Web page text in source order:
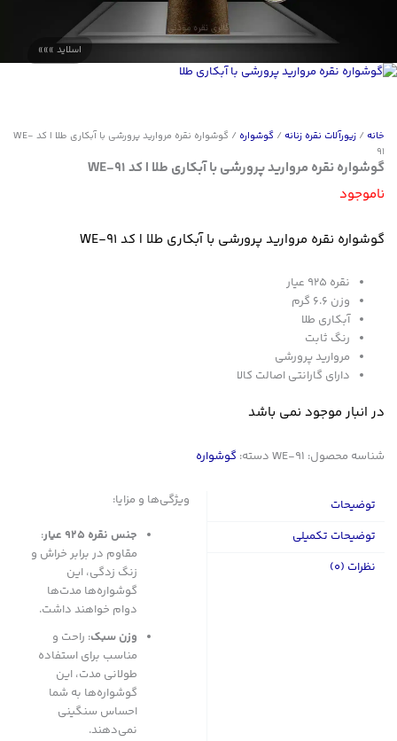
خانه / زیورآلات نقره زنانه / گوشواره
/ گوشواره نقره مروارید پرورشی با آبکاری طلا | کد WE-
91
گوشواره نقره مروارید پرورشی با آبکاری طلا | کد WE-91
ناموجود
گوشواره نقره مروارید پرورشی با آبکاری طلا | کد WE-91
نقره 925 عیار
وزن 6.6 گرم
آبکاری طلا
رنگ ثابت
مروارید پرورشی
دارای گارانتی اصالت کالا
در انبار موجود نمی باشد
شناسه محصول: WE-91 دسته: گوشواره
توضیحات
توضیحات تکمیلی
نظرات (0)
ویژگی‌ها و مزایا:
جنس نقره 925 عیار
:
مقاوم در برابر خراش و
زنگ زدگی، این
گوشواره‌ها مدت‌ها
دوام خواهند داشت.
وزن سبک: راحت و
مناسب برای استفاده
طولانی مدت، این
گوشواره‌ها به شما
احساس سنگینی
نمی‌دهند.